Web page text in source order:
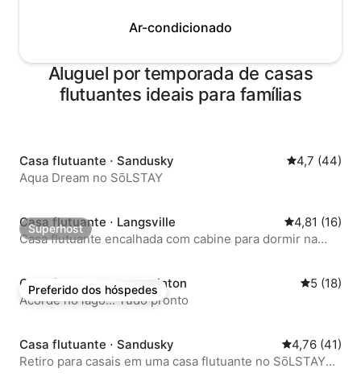
Ar-condicionado
Aluguel por temporada de casas
flutuantes ideais para famílias
Casa flutuante ⋅ Sandusky 4,7 de uma
4,7 (44)
Aqua Dream no SōLSTAY
Superhost
Superhost
Casa flutuante ⋅ Langsville 4,81 de uma
4,81 (16)
Casa flutuante encalhada com cabine para dormir na
Preferido dos hóspedes
Preferido dos hóspedes
Casa flutuante ⋅ Port Clinton 5 de uma
5 (18)
Acorde no lago... Tudo pronto
Casa flutuante ⋅ Sandusky 4,76 de uma
4,76 (41)
Retiro para casais em uma casa flutuante no SōLSTAY